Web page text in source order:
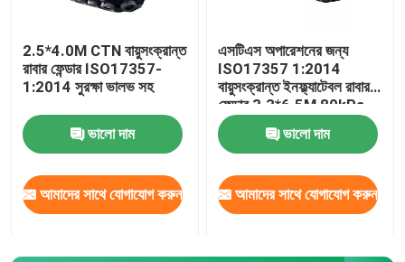
2.5*4.0M CTN বায়ুসংক্রান্ত
রাবার ফেন্ডার ISO17357-
1:2014 সুরক্ষা ভালভ সহ
ভালো দাম
আমাদের সাথে যোগাযোগ করুন
এসটিএস অপারেশনের জন্য
ISO17357 1:2014
বায়ুসংক্রান্ত ইনফ্ল্যাটেবল রাবার
ফেন্ডার 3.3*6.5M 80kPa
ভালো দাম
আমাদের সাথে যোগাযোগ করুন